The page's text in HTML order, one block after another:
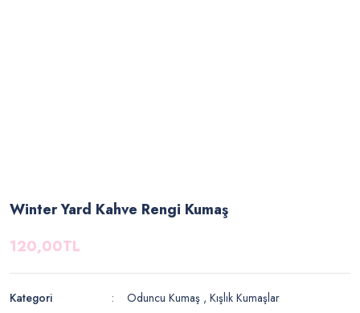
Winter Yard Kahve Rengi Kumaş
120,00TL
Kategori Oduncu Kumaş ,Kışlık Kumaşlar